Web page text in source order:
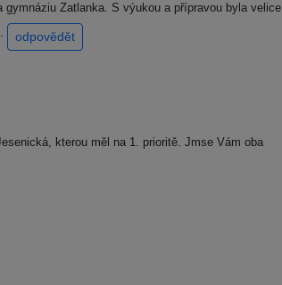
Zatlanka. S výukou a přípravou byla velice
odpovědět
kterou měl na 1. prioritě. Jmse Vám oba